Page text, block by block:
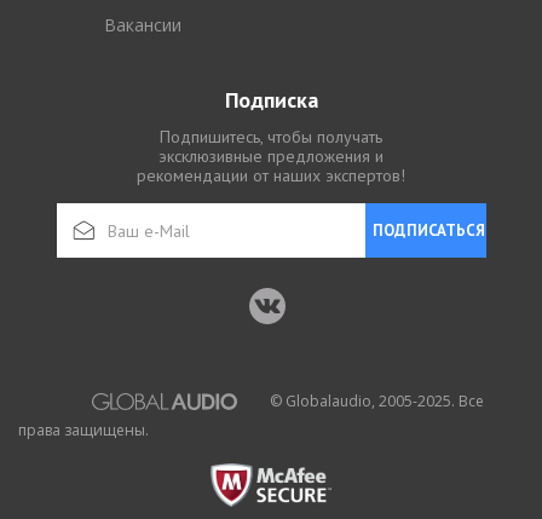
Вакансии
Подписка
Подпишитесь, чтобы получать
эксклюзивные предложения и
рекомендации от наших экспертов!
ПОДПИСАТЬСЯ
© Globalaudio, 2005-2025. Все
права защищены.